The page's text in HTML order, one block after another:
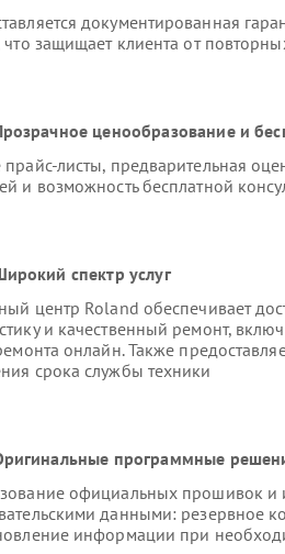
документированная
что защищает клиента от
ценообразование и
листы, предварительная
и возможность бесплатной
спектр услуг
центр Roland обеспечивает
и качественный ремонт,
онлайн. Также
срока службы техники
программные
официальных прошивок и
данными: резервное
информации при